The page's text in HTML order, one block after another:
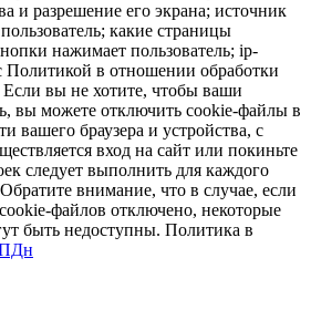
и разрешение его экрана; источник
какие страницы
нажимает пользователь; ip-
Политикой в отношении обработки
вы не хотите, чтобы ваши
вы можете отключить cookie-файлы в
вашего браузера и устройства, с
вход на сайт или покиньте
следует выполнить для каждого
внимание, что в случае, если
файлов отключено, некоторые
быть недоступны. Политика в